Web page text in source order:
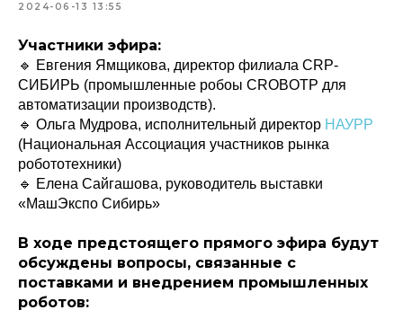
2024-06-13 13:55
Участники эфира:
🔹 Евгения Ямщикова, директор филиала CRP-
СИБИРЬ (промышленные робоы CROBOTP для
автоматизации производств).
🔹 Ольга Мудрова, исполнительный директор НАУРР
(Национальная Ассоциация участников рынка
робототехники)
🔹 Елена Сайгашова, руководитель выставки
«МашЭкспо Сибирь»
В ходе предстоящего прямого эфира будут
обсуждены вопросы, связанные с
поставками и внедрением промышленных
роботов: